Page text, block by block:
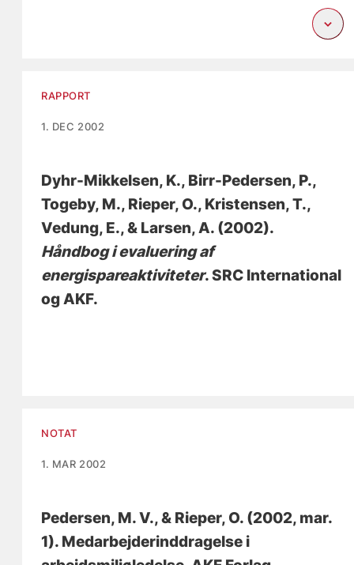
RAPPORT
1. DEC 2002
Dyhr-Mikkelsen, K., Birr-Pedersen, P.,
Togeby, M., Rieper, O., Kristensen, T.,
Vedung, E., & Larsen, A. (2002).
Håndbog i evaluering af
energispareaktiviteter. SRC International
og AKF.
NOTAT
1. MAR 2002
Pedersen, M. V., & Rieper, O. (2002, mar.
1). Medarbejderinddragelse i